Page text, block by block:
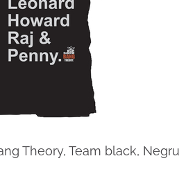
Theory, Team black, Negru